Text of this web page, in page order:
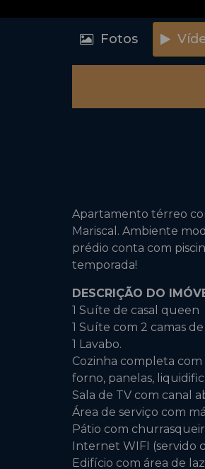
Fotos
Apartamento térreo
Mariscal. Ambiente
prédio conta com
temporada!
DESCRIÇÃO DO
1 Suíte de casal
1 Suíte com 2 camas
1 Lavabo.
Cozinha completa com
forno, panelas,
Sala de TV com canal
Área de serviço com
Pátio com
Internet WIFI (servido
Edifício com área de